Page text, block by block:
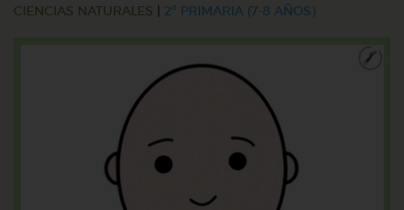
CIENCIAS NATURALES 2º PRIMARIA (7-8 AÑOS)